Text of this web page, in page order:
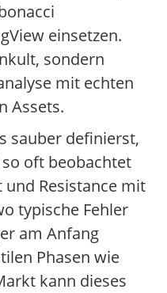
einsetzen.
sondern
mit echten
Assets.
sauber definierst,
oft beobachtet
Resistance mit
typische Fehler
am Anfang
Phasen wie
kann dieses